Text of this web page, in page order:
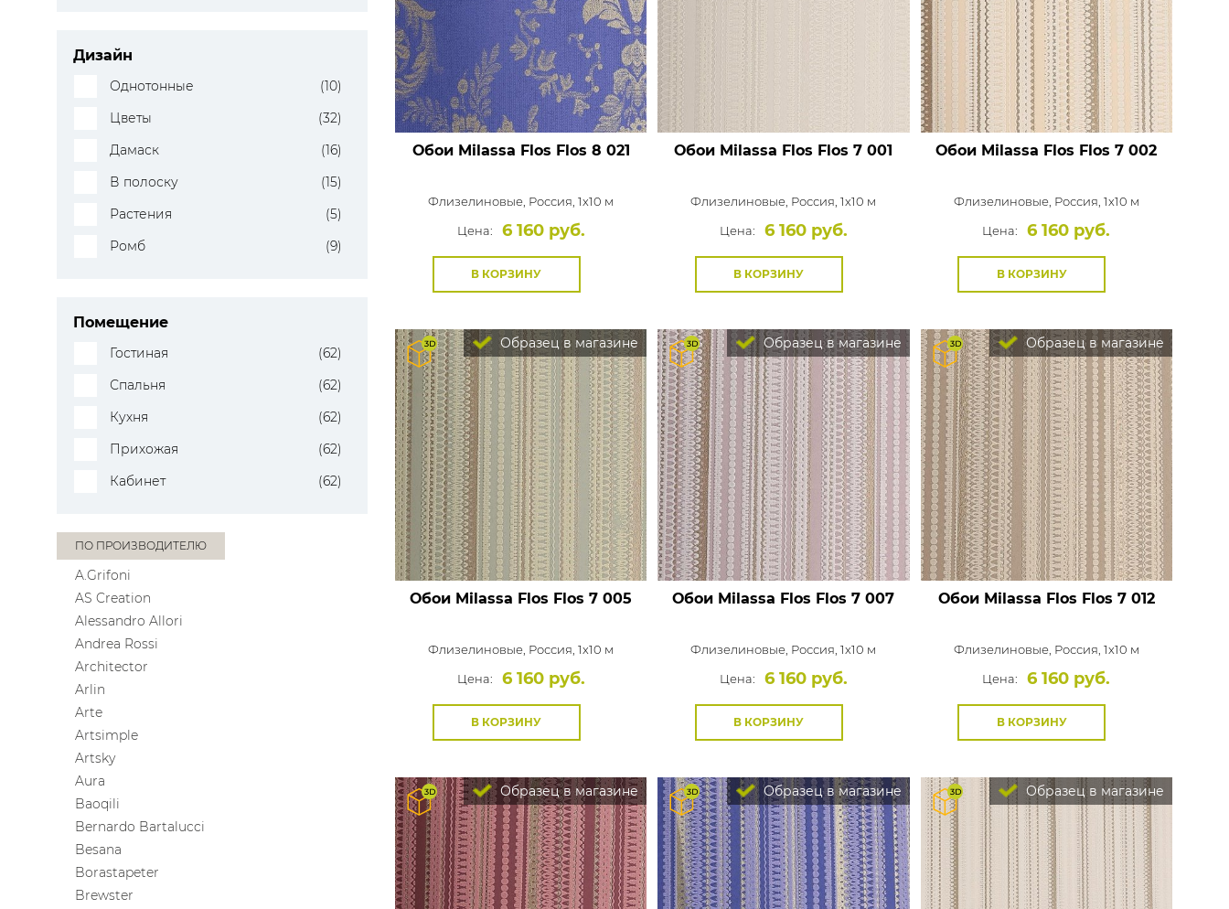
Дизайн
Однотонные
(10)
Цветы
(32)
Дамаск
(16)
В полоску
(15)
Растения
(5)
Ромб
(9)
Помещение
Гостиная
(62)
Спальня
(62)
Кухня
(62)
Прихожая
(62)
Кабинет
(62)
ПО ПРОИЗВОДИТЕЛЮ
A.Grifoni
AS Creation
Alessandro Allori
Andrea Rossi
Architector
Arlin
Arte
Artsimple
Artsky
Aura
Baoqili
Bernardo Bartalucci
Besana
Borastapeter
Brewster
Обои Milassa Flos Flos 8 021
Флизелиновые, Россия, 1x10 м
Цена:
6 160 руб.
В КОРЗИНУ
Обои Milassa Flos Flos 7 001
Флизелиновые, Россия, 1x10 м
Цена:
6 160 руб.
В КОРЗИНУ
Обои Milassa Flos Flos 7 002
Флизелиновые, Россия, 1x10 м
Цена:
6 160 руб.
В КОРЗИНУ
Образец в магазине
Обои Milassa Flos Flos 7 005
Флизелиновые, Россия, 1x10 м
Цена:
6 160 руб.
В КОРЗИНУ
Образец в магазине
Обои Milassa Flos Flos 7 007
Флизелиновые, Россия, 1x10 м
Цена:
6 160 руб.
В КОРЗИНУ
Образец в магазине
Обои Milassa Flos Flos 7 012
Флизелиновые, Россия, 1x10 м
Цена:
6 160 руб.
В КОРЗИНУ
Образец в магазине Образец в магазине Образец в магазине